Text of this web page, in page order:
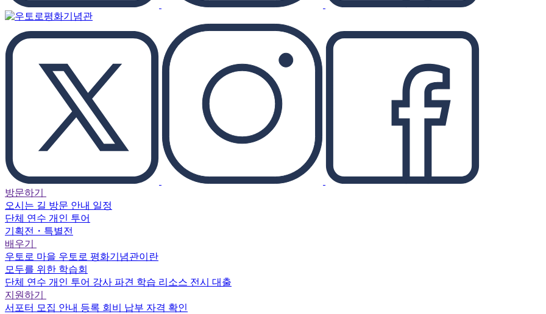
방문하기
오시는 길 방문 안내 일정
단체 연수 개인 투어
기획전・특별전
배우기
우토로 마을 우토로 평화기념관이란
모두를 위한 학습회
단체 연수 개인 투어 강사 파견 학습 리소스 전시 대출
지원하기
서포터 모집 안내 등록 회비 납부 자격 확인